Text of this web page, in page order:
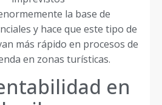
la base de
y hace que este tipo de
más rápido en procesos de
en zonas turísticas.
en